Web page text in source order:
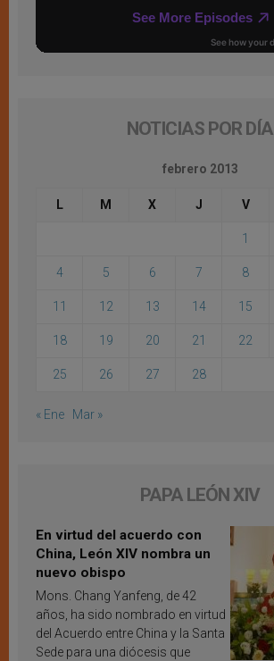
NOTICIAS POR DÍA
febrero 2013
L M X J V
1
4 5 6 7 8
11 12 13 14 15
18 19 20 21 22
25 26 27 28
« Ene Mar »
PAPA LEÓN XIV
En virtud del acuerdo con
China, León XIV nombra un
nuevo obispo
Mons. Chang Yanfeng, de 42
años, ha sido nombrado en virtud
del Acuerdo entre China y la Santa
Sede para una diócesis que